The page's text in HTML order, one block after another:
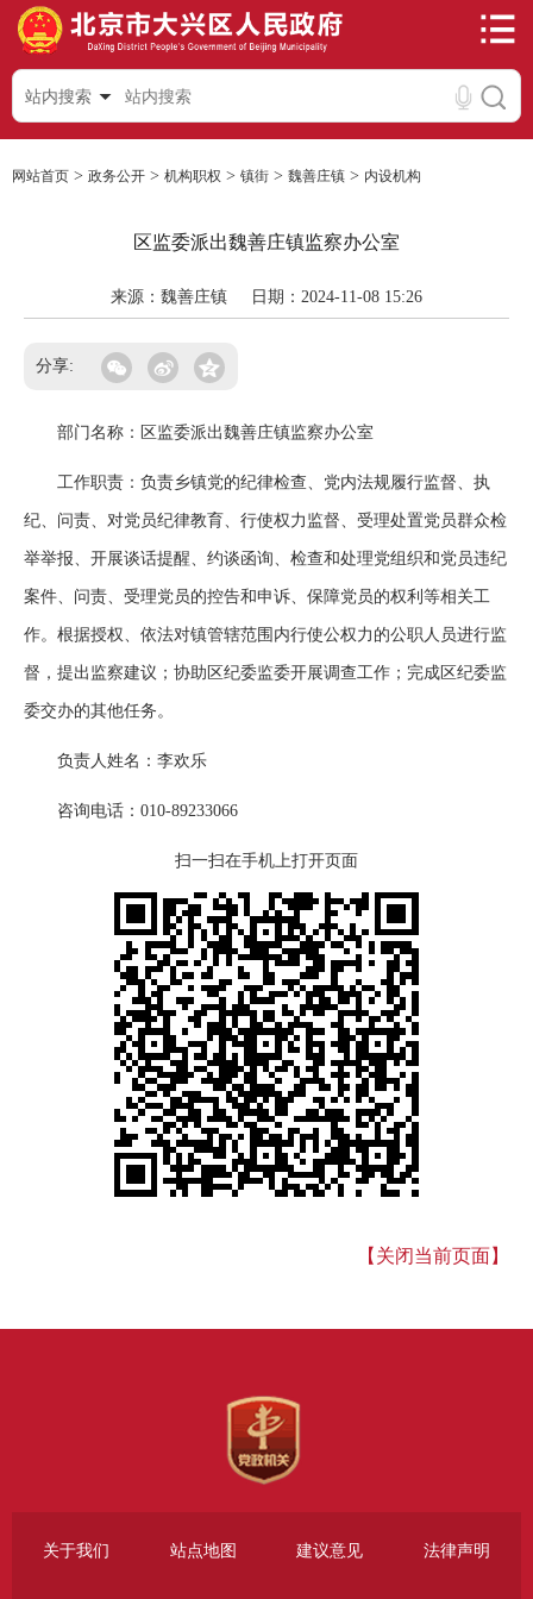
站内搜索
网站首页 > 政务公开 > 机构职权 > 镇街 > 魏善庄镇 > 内设机构
区监委派出魏善庄镇监察办公室
来源：魏善庄镇 日期：2024-11-08 15:26
分享:
部门名称：区监委派出魏善庄镇监察办公室
工作职责：负责乡镇党的纪律检查、党内法规履行监督、执
纪、问责、对党员纪律教育、行使权力监督、受理处置党员群众检
举举报、开展谈话提醒、约谈函询、检查和处理党组织和党员违纪
案件、问责、受理党员的控告和申诉、保障党员的权利等相关工
作。根据授权、依法对镇管辖范围内行使公权力的公职人员进行监
督，提出监察建议；协助区纪委监委开展调查工作；完成区纪委监
委交办的其他任务。
负责人姓名：李欢乐
咨询电话：010-89233066
扫一扫在手机上打开页面
【关闭当前页面】
关于我们 站点地图 建议意见 法律声明